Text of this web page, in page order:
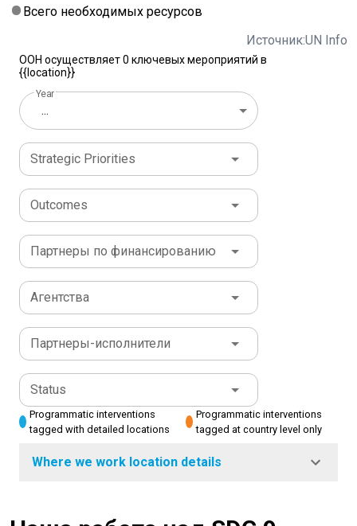
Всего необходимых ресурсов
Источник:UN Info
ООН осуществляет 0 ключевых мероприятий в
{{location}}
Year
...
Strategic Priorities
Outcomes
Партнеры по финансированию
Агентства
Партнеры-исполнители
Status
Programmatic interventions
tagged with detailed locations
Programmatic interventions
tagged at country level only
Where we work location details